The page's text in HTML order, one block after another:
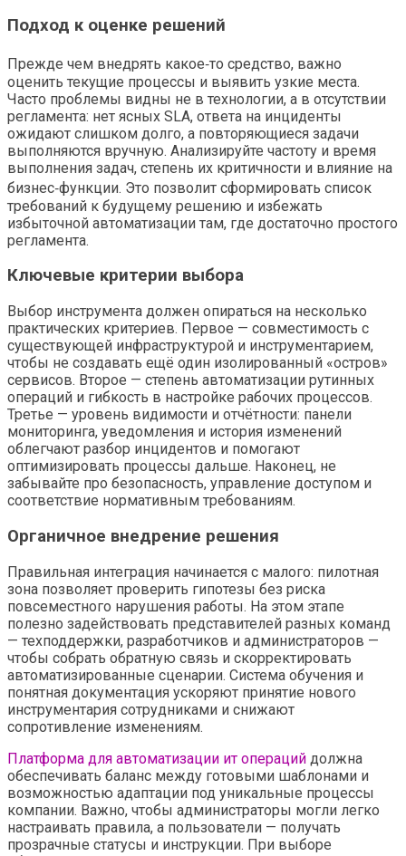
Подход к оценке решений
Прежде чем внедрять какое‑то средство, важно
оценить текущие процессы и выявить узкие места.
Часто проблемы видны не в технологии, а в отсутствии
регламента: нет ясных SLA, ответа на инциденты
ожидают слишком долго, а повторяющиеся задачи
выполняются вручную. Анализируйте частоту и время
выполнения задач, степень их критичности и влияние на
бизнес‑функции. Это позволит сформировать список
требований к будущему решению и избежать
избыточной автоматизации там, где достаточно простого
регламента.
Ключевые критерии выбора
Выбор инструмента должен опираться на несколько
практических критериев. Первое — совместимость с
существующей инфраструктурой и инструментарием,
чтобы не создавать ещё один изолированный «остров»
сервисов. Второе — степень автоматизации рутинных
операций и гибкость в настройке рабочих процессов.
Третье — уровень видимости и отчётности: панели
мониторинга, уведомления и история изменений
облегчают разбор инцидентов и помогают
оптимизировать процессы дальше. Наконец, не
забывайте про безопасность, управление доступом и
соответствие нормативным требованиям.
Органичное внедрение решения
Правильная интеграция начинается с малого: пилотная
зона позволяет проверить гипотезы без риска
повсеместного нарушения работы. На этом этапе
полезно задействовать представителей разных команд
— техподдержки, разработчиков и администраторов —
чтобы собрать обратную связь и скорректировать
автоматизированные сценарии. Система обучения и
понятная документация ускоряют принятие нового
инструментария сотрудниками и снижают
сопротивление изменениям.
Платформа для автоматизации ит операций должна
обеспечивать баланс между готовыми шаблонами и
возможностью адаптации под уникальные процессы
компании. Важно, чтобы администраторы могли легко
настраивать правила, а пользователи — получать
прозрачные статусы и инструкции. При выборе